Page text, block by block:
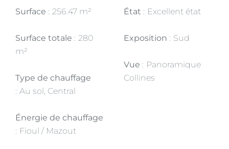
Surface 256.47 m²
Surface totale
280
m²
Type de chauffage
Au sol, Central
Énergie de chauffage
Fioul / Mazout
État Excellent état
Exposition Sud
Vue
Panoramique
Collines